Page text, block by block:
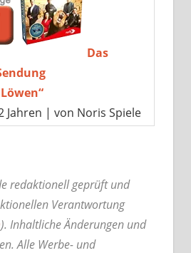
Das
Jahren | von Noris Spiele
redaktionell geprüft und
Verantwortung
). Inhaltliche Änderungen und
Alle Werbe- und